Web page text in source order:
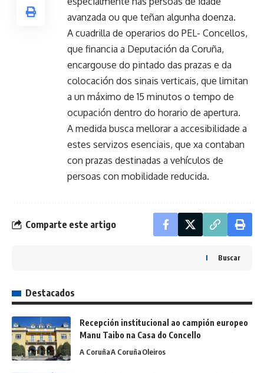
avanzada ou que teñan algunha doenza.
A cuadrilla de operarios do PEL- Concellos,
que financia a Deputación da Coruña,
encargouse do pintado das prazas e da
colocación dos sinais verticais, que limitan
a un máximo de 15 minutos o tempo de
ocupación dentro do horario de apertura.
A medida busca mellorar a accesibilidade a
estes servizos esenciais, que xa contaban
con prazas destinadas a vehículos de
persoas con mobilidade reducida.
Comparte este artigo
Buscar
Destacados
Recepción institucional ao campión europeo
Manu Taibo na Casa do Concello
A CoruñaA CoruñaOleiros